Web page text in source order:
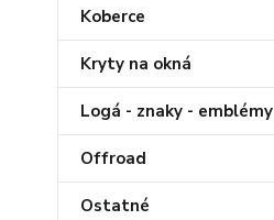
Koberce
Kryty na okná
Logá - znaky - emblémy
Offroad
Ostatné